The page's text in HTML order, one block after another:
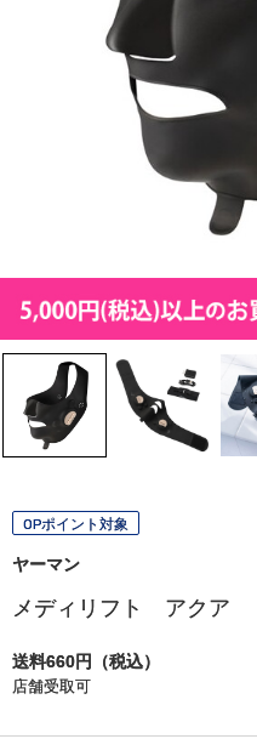
OPポイント対象
ヤーマン
メディリフト アクア
送料660円（税込）
店舗受取可